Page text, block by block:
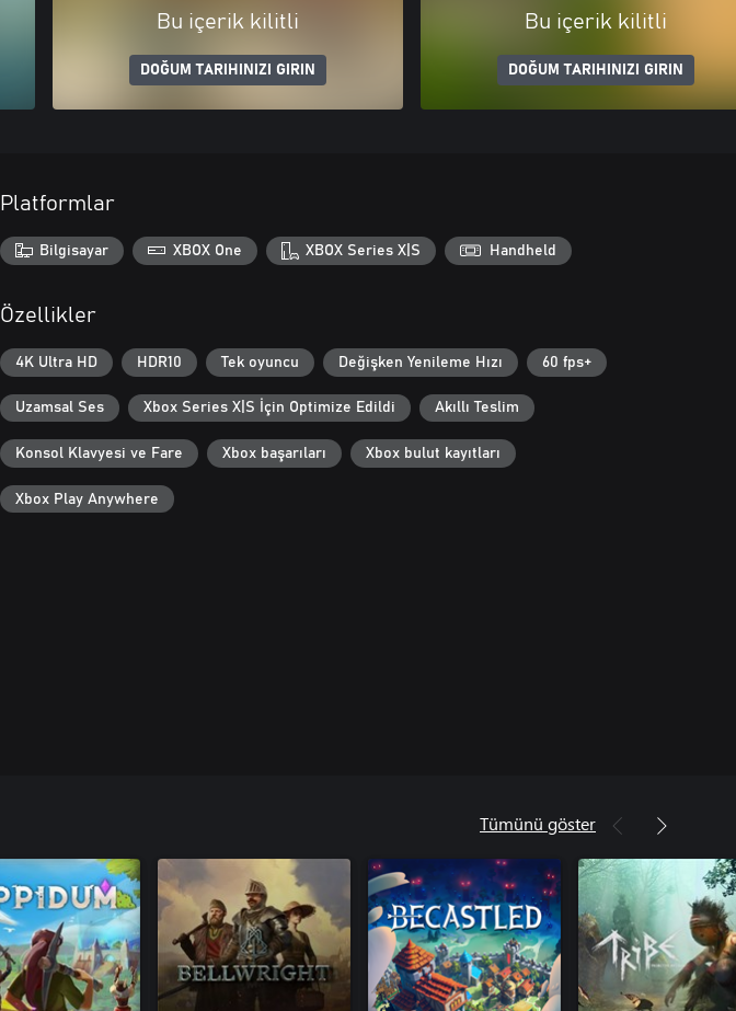
Bu içerik kilitli
DOĞUM TARIHINIZI GIRIN
Bu içerik kilitli
DOĞUM TARIHINIZI GIRIN
Platformlar
Bilgisayar XBOX One XBOX Series X|S Handheld
Özellikler
4K Ultra HD HDR10 Tek oyuncu Değişken Yenileme Hızı 60 fps+
Uzamsal Ses Xbox Series X|S İçin Optimize Edildi Akıllı Teslim
Konsol Klavyesi ve Fare Xbox başarıları Xbox bulut kayıtları
Xbox Play Anywhere
Tümünü göster